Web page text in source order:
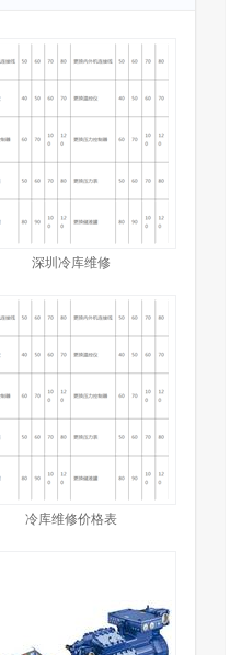
深圳冷库维修
冷库维修价格表